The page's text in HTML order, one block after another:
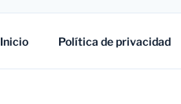
Inicio Política de privacidad